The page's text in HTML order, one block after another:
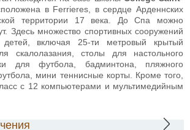
в Ferrieres, в сердце Арденнских
территории 17 века. До Спа можно
Здесь множество спортивных сооружений
включая 25-ти метровый крытый
скалолазания, столы для настольного
для футбола, бадминтона, пляжного
мини теннисные корты. Кроме того,
с 12 компьютерами и мультимедийным